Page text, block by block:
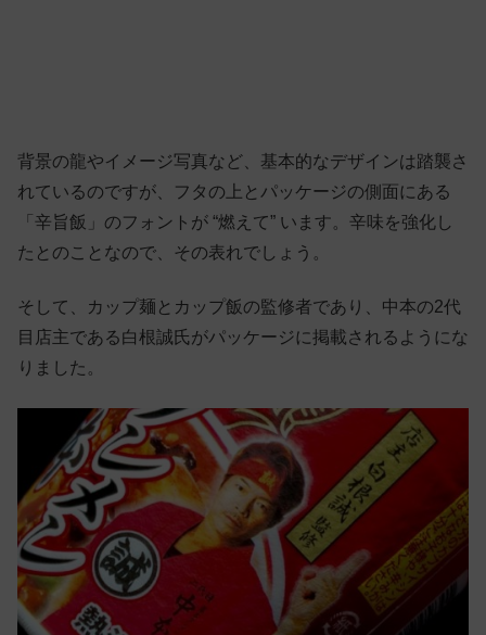
背景の龍やイメージ写真など、基本的なデザインは踏襲さ
れているのですが、フタの上とパッケージの側面にある
「辛旨飯」のフォントが “燃えて” います。辛味を強化し
たとのことなので、その表れでしょう。
そして、カップ麺とカップ飯の監修者であり、中本の2代
目店主である白根誠氏がパッケージに掲載されるようにな
りました。